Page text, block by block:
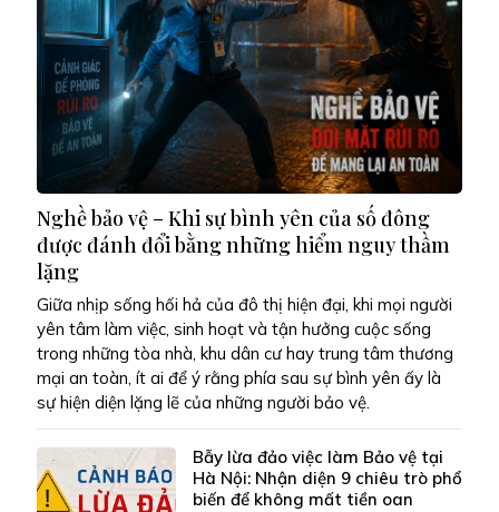
Nghề bảo vệ – Khi sự bình yên của số đông
được đánh đổi bằng những hiểm nguy thầm
lặng
Giữa nhịp sống hối hả của đô thị hiện đại, khi mọi người
yên tâm làm việc, sinh hoạt và tận hưởng cuộc sống
trong những tòa nhà, khu dân cư hay trung tâm thương
mại an toàn, ít ai để ý rằng phía sau sự bình yên ấy là
sự hiện diện lặng lẽ của những người bảo vệ.
Bẫy lừa đảo việc làm Bảo vệ tại
Hà Nội: Nhận diện 9 chiêu trò phổ
biến để không mất tiền oan